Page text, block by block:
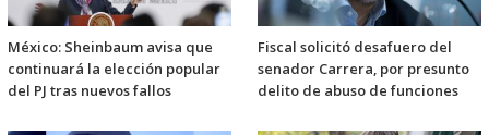
México: Sheinbaum avisa que
continuará la elección popular
del PJ tras nuevos fallos
Fiscal solicitó desafuero del
senador Carrera, por presunto
delito de abuso de funciones